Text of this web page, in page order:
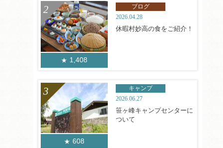
1,408
ブログ
2026.04.28
休暇村妙高の食をご紹介！
608
キャンプ
2026.06.27
笹ヶ峰キャンプセンターに
ついて